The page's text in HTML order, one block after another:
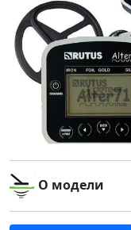
О модели